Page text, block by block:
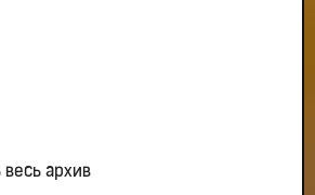
весь архив